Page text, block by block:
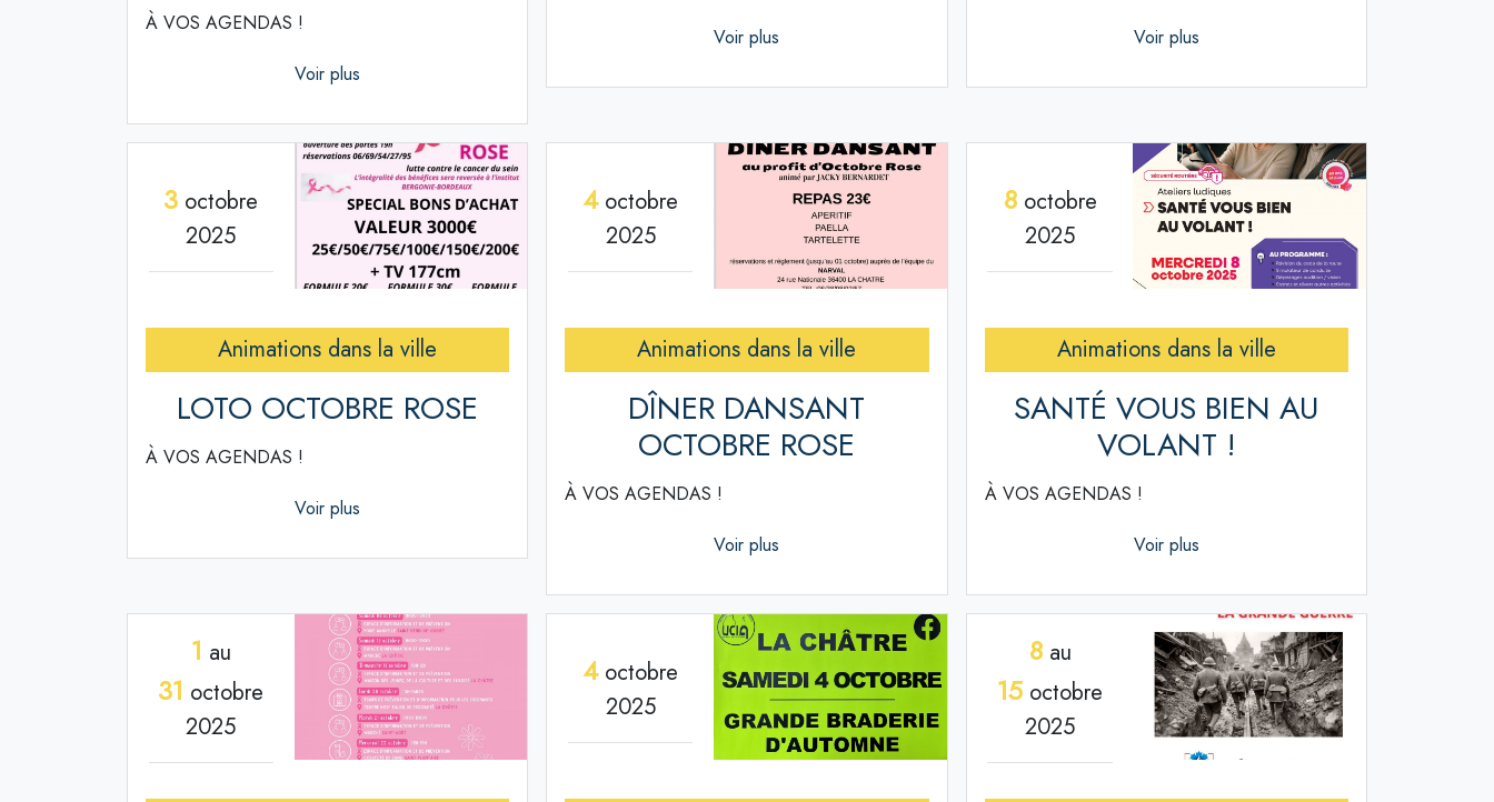
À VOS AGENDAS !
Voir plus
Voir plus
Voir plus
3 octobre
2025
Animations dans la ville
LOTO OCTOBRE ROSE
À VOS AGENDAS !
Voir plus
4octobre
2025
Animations dans la ville
DÎNER DANSANT
OCTOBRE ROSE
À VOS AGENDAS !
Voir plus
8octobre
2025
Animations dans la ville
SANTÉ VOUS BIEN AU
VOLANT !
À VOS AGENDAS !
Voir plus
1 au
31 octobre
2025
4octobre
2025
8au
15 octobre
2025